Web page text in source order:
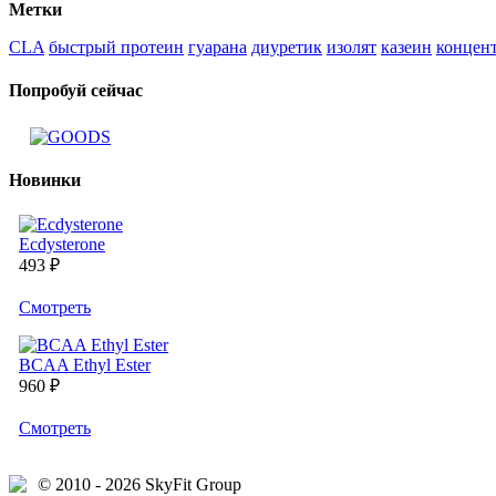
Метки
CLA быстрый протеин гуарана диуретик изолят казеин
Попробуй сейчас
Новинки
Ecdysterone
493 ₽
Cмотреть
BCAA Ethyl Ester
960 ₽
Cмотреть
© 2010 - 2026 SkyFit Group